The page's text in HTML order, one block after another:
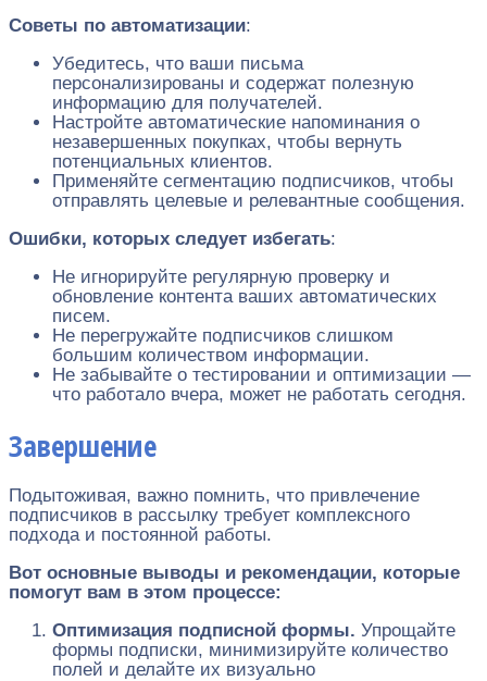
Советы по автоматизации:
Убедитесь, что ваши письма
персонализированы и содержат полезную
информацию для получателей.
Настройте автоматические напоминания о
незавершенных покупках, чтобы вернуть
потенциальных клиентов.
Применяйте сегментацию подписчиков, чтобы
отправлять целевые и релевантные сообщения.
Ошибки, которых следует избегать:
Не игнорируйте регулярную проверку и
обновление контента ваших автоматических
писем.
Не перегружайте подписчиков слишком
большим количеством информации.
Не забывайте о тестировании и оптимизации —
что работало вчера, может не работать сегодня.
Завершение
Подытоживая, важно помнить, что привлечение
подписчиков в рассылку требует комплексного
подхода и постоянной работы.
Вот основные выводы и рекомендации, которые
помогут вам в этом процессе:
Оптимизация подписной формы. Упрощайте
формы подписки, минимизируйте количество
полей и делайте их визуально